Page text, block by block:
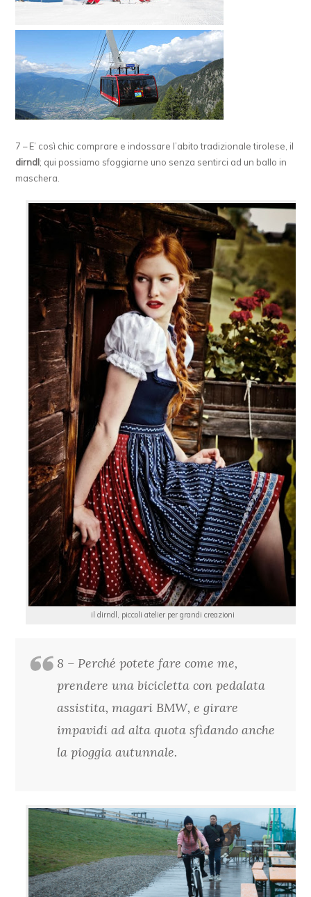
7 – E’ così chic comprare e indossare l’abito tradizionale tirolese, il
dirndl; qui possiamo sfoggiarne uno senza sentirci ad un ballo in
maschera.
il dirndl, piccoli atelier per grandi creazioni
8 – Perché potete fare come me,
prendere una bicicletta con pedalata
assistita, magari BMW, e girare
impavidi ad alta quota sfidando anche
la pioggia autunnale.